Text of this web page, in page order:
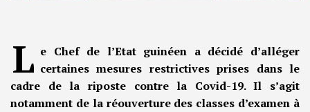
L e Chef de l’Etat guinéen a décidé d’alléger
certaines mesures restrictives prises dans le
cadre de la riposte contre la Covid-19. Il s’agit
notamment de la réouverture des classes d’examen à